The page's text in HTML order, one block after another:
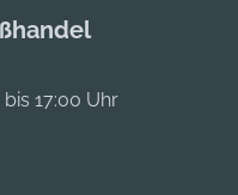
17:00 Uhr